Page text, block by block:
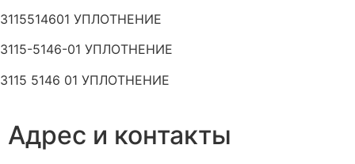
3115514601 УПЛОТНЕНИЕ
3115-5146-01 УПЛОТНЕНИЕ
3115 5146 01 УПЛОТНЕНИЕ
Адрес и контакты